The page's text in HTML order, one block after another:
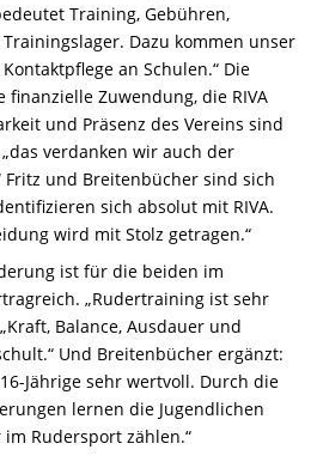
Training, Gebühren,
Dazu kommen unser
an Schulen.“ Die
Zuwendung, die RIVA
und Präsenz des Vereins sind
verdanken wir auch der
Fritz und Breitenbücher sind sich
sich absolut mit RIVA.
wird mit Stolz getragen.“
ist für die beiden im
„Rudertraining ist sehr
Balance, Ausdauer und
Und Breitenbücher ergänzt:
Jährige sehr wertvoll. Durch die
lernen die Jugendlichen
Rudersport zählen.“